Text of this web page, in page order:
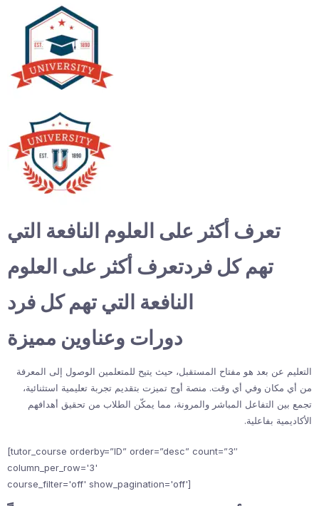
تعرف أكثر على العلوم النافعة التي
تهم كل فردتعرف أكثر على العلوم
النافعة التي تهم كل فرد
دورات وعناوين مميزة
التعليم عن بعد هو مفتاح المستقبل، حيث يتيح للمتعلمين الوصول إلى المعرفة
من أي مكان وفي أي وقت. منصة أوج تميزت بتقديم تجربة تعليمية استثنائية،
تجمع بين التفاعل المباشر والمرونة، مما يمكّن الطلاب من تحقيق أهدافهم
الأكاديمية بفاعلية.
[tutor_course orderby=”ID” order=”desc” count=”3″
column_per_row='3'
course_filter='off' show_pagination='off']